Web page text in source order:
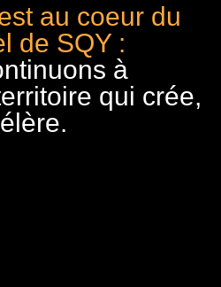
au coeur du
de SQY :
à
qui crée,